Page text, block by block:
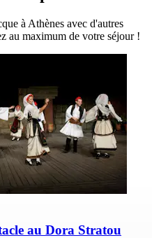
à Athènes avec d'autres
au maximum de votre séjour !
au Dora Stratou